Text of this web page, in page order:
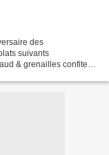
des
suivants
& grenailles confites